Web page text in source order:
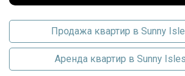
Продажа квартир в Sunny
Аренда квартир в Sunny